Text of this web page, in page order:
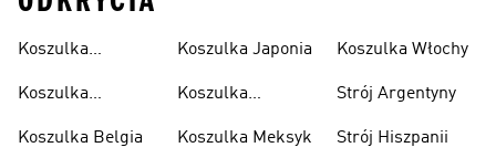
Koszulka
Koszulka
Koszulka Belgia
Koszulka Japonia
Koszulka
Koszulka Meksyk
Koszulka Włochy
Strój Argentyny
Strój Hiszpanii